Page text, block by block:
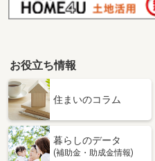
お役立ち情報
住まいのコラム
暮らしのデータ
(補助金・助成金情報)